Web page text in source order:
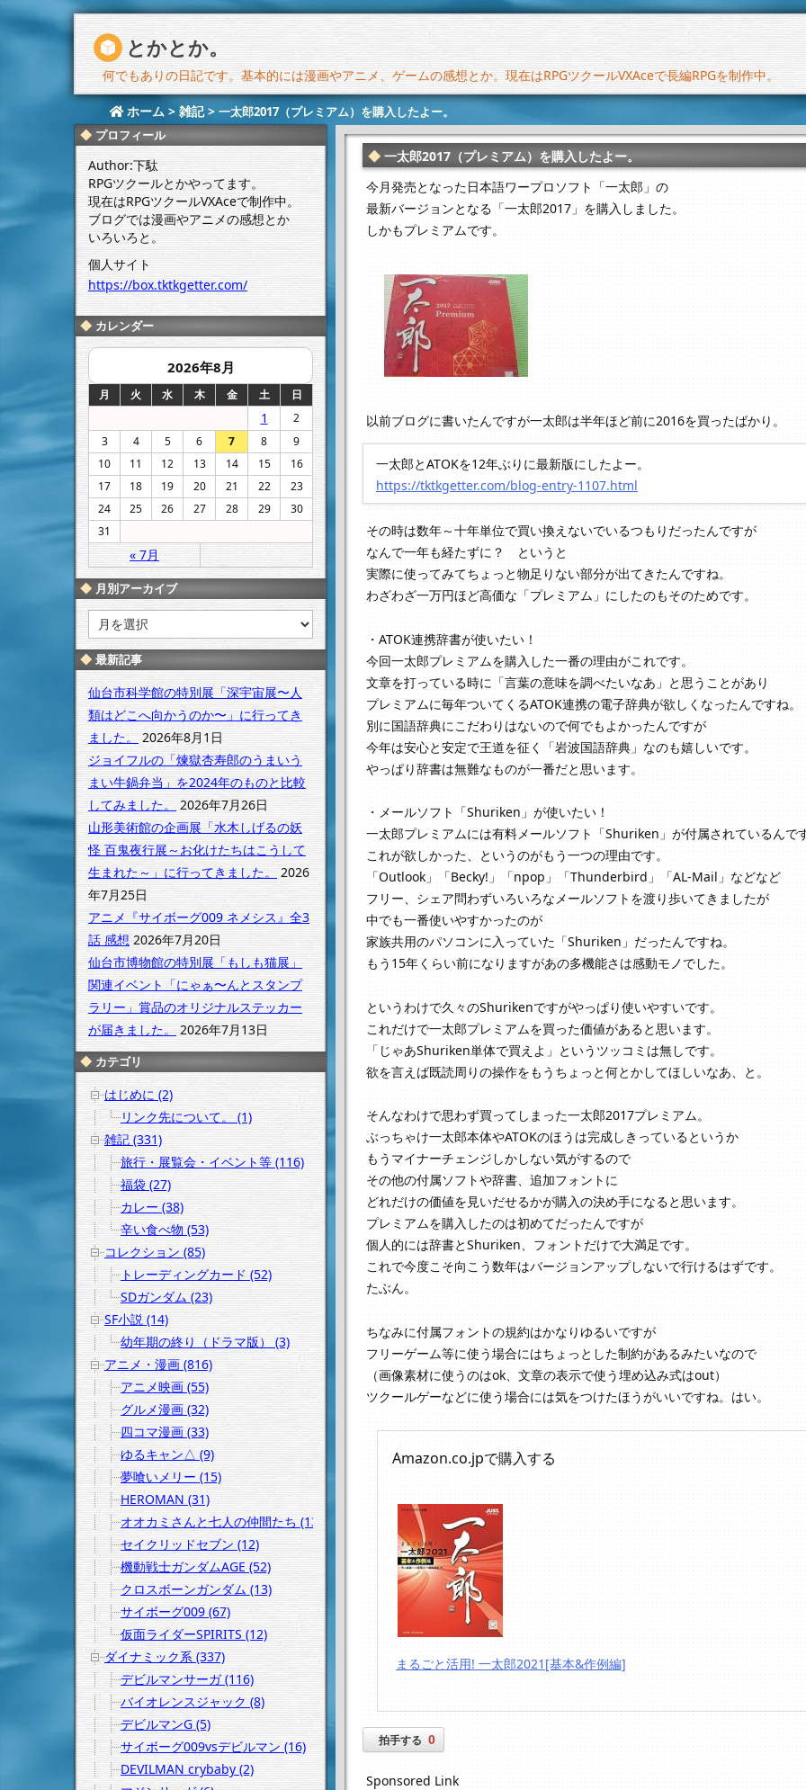
とかとか。
何でもありの日記です。基本的には漫画やアニメ、ゲームの感想とか。現在はRPGツクールVXAceで長編RPGを制作中。
ホーム > 雑記> 一太郎2017（プレミアム）を購入したよー。
一太郎2017（プレミアム）を購入したよー。
今月発売となった日本語ワープロソフト「一太郎」の
最新バージョンとなる「一太郎2017」を購入しました。
しかもプレミアムです。
以前ブログに書いたんですが一太郎は半年ほど前に2016を買ったばかり。
一太郎とATOKを12年ぶりに最新版にしたよー。
https://tktkgetter.com/blog-entry-1107.html
その時は数年～十年単位で買い換えないでいるつもりだったんですが
なんで一年も経たずに？ というと
実際に使ってみてちょっと物足りない部分が出てきたんですね。
わざわざ一万円ほど高価な「プレミアム」にしたのもそのためです。
・ATOK連携辞書が使いたい！
今回一太郎プレミアムを購入した一番の理由がこれです。
文章を打っている時に「言葉の意味を調べたいなあ」と思うことがあり
プレミアムに毎年ついてくるATOK連携の電子辞典が欲しくなったんですね。
別に国語辞典にこだわりはないので何でもよかったんですが
今年は安心と安定で王道を征く「岩波国語辞典」なのも嬉しいです。
やっぱり辞書は無難なものが一番だと思います。
・メールソフト「Shuriken」が使いたい！
一太郎プレミアムには有料メールソフト「Shuriken」が付属されているんで
これが欲しかった、というのがもう一つの理由です。
「Outlook」「Becky!」「npop」「Thunderbird」「AL-Mail」などなど
フリー、シェア問わずいろいろなメールソフトを渡り歩いてきましたが
中でも一番使いやすかったのが
家族共用のパソコンに入っていた「Shuriken」だったんですね。
もう15年くらい前になりますがあの多機能さは感動モノでした。
というわけで久々のShurikenですがやっぱり使いやすいです。
これだけで一太郎プレミアムを買った価値があると思います。
「じゃあShuriken単体で買えよ」というツッコミは無しです。
欲を言えば既読周りの操作をもうちょっと何とかしてほしいなあ、と。
そんなわけで思わず買ってしまった一太郎2017プレミアム。
ぶっちゃけ一太郎本体やATOKのほうは完成しきっているというか
もうマイナーチェンジしかしない気がするので
その他の付属ソフトや辞書、追加フォントに
どれだけの価値を見いだせるかが購入の決め手になると思います。
プレミアムを購入したのは初めてだったんですが
個人的には辞書とShuriken、フォントだけで大満足です。
これで今度こそ向こう数年はバージョンアップしないで行けるはずです。
たぶん。
ちなみに付属フォントの規約はかなりゆるいですが
フリーゲーム等に使う場合にはちょっとした制約があるみたいなので
（画像素材に使うのはok、文章の表示で使う埋め込み式はout）
ツクールゲーなどに使う場合には気をつけたほうがいいですね。はい。
Amazon.co.jpで購入する
まるごと活用! 一太郎2021[基本&作例編]
拍手する 0
Sponsored Link
プロフィール
Author:下駄
RPGツクールとかやってます。
現在はRPGツクールVXAceで制作中。
ブログでは漫画やアニメの感想とか
いろいろと。
個人サイト
https://box.tktkgetter.com/
カレンダー
2026年8月
月 火 水 木 金 土 日
1
2
3
4 5 6 7 8
9
10
11 12 13 14 15
16
17
18 19 20 21 22
23
24
25 26 27 28 29
30
31
« 7月
月別アーカイブ
別
ア
ー
カ
イ
ブ
最新記事
仙台市科学館の特別展「深宇宙展〜人
類はどこへ向かうのか〜」に行ってき
ました。
2026年8月1日
ジョイフルの「煉獄杏寿郎のうまいう
まい牛鍋弁当」を2024年のものと比較
してみました。 2026年7月26日
山形美術館の企画展「水木しげるの妖
怪 百鬼夜行展～お化けたちはこうして
生まれた～」に行ってきました。 2026
年7月25日
アニメ『サイボーグ009 ネメシス』全3
話 感想 2026年7月20日
仙台市博物館の特別展「もしも猫展」
関連イベント「にゃぁ〜んとスタンプ
ラリー」賞品のオリジナルステッカー
が届きました。 2026年7月13日
カテゴリ
はじめに (2)
リンク先について。 (1)
雑記 (331)
旅行・展覧会・イベント等 (116)
福袋 (27)
カレー (38)
辛い食べ物 (53)
コレクション (85)
トレーディングカード (52)
SDガンダム (23)
SF小説 (14)
幼年期の終り（ドラマ版） (3)
アニメ・漫画 (816)
アニメ映画 (55)
グルメ漫画 (32)
四コマ漫画 (33)
ゆるキャン△ (9)
夢喰いメリー (15)
HEROMAN (31)
オオカミさんと七人の仲間たち (13)
セイクリッドセブン (12)
機動戦士ガンダムAGE (52)
クロスボーンガンダム (13)
サイボーグ009 (67)
仮面ライダーSPIRITS (12)
ダイナミック系 (337)
デビルマンサーガ (116)
バイオレンスジャック (8)
デビルマンG (5)
サイボーグ009vsデビルマン (16)
DEVILMAN crybaby (2)